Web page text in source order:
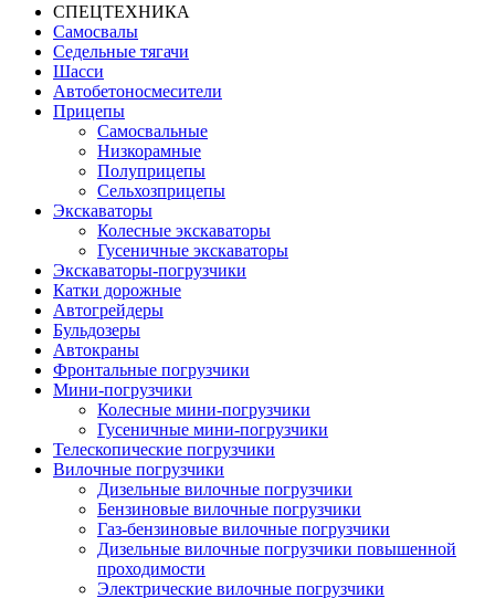
СПЕЦТЕХНИКА
Самосвалы
Седельные тягачи
Шасси
Автобетоно­смесители
Прицепы
Самосвальные
Низкорамные
Полуприцепы
Сельхозприцепы
Экскаваторы
Колесные экскаваторы
Гусеничные экскаваторы
Экскаваторы-погрузчики
Катки дорожные
Автогрейдеры
Бульдозеры
Автокраны
Фронтальные погрузчики
Мини-погрузчики
Колесные мини-погрузчики
Гусеничные мини-погрузчики
Телескопические погрузчики
Вилочные погрузчики
Дизельные вилочные погрузчики
Бензиновые вилочные погрузчики
Газ-бензиновые вилочные погрузчики
Дизельные вилочные погрузчики повышенной
проходимости
Электрические вилочные погрузчики